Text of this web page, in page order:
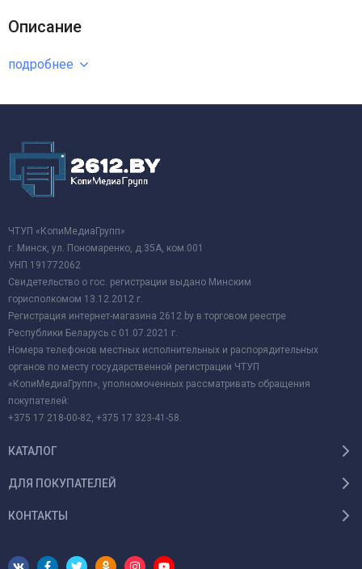
Описание
подробнее
ЧТУП «КопиМедиаГрупп»
г. Минск, ул. Пономаренко, д.35А, ком.001
УНП 191772062
Свидетельство о гос. регистрации выдано Минским
горисполкомом 13.12.2012 г.
Регистрация интернет-магазина 2612.by в торговом реестре
Республики Беларусь с 01.07.2021 г.
Номера телефонов местных исполнительных и распорядительных
органов по месту государственной регистрации ЧТУП
«КопиМедиаГрупп», уполномоченных рассматривать обращения
покупателей:
+375 17 218-00-82, +375 17 323-41-58.
КАТАЛОГ
ДЛЯ ПОКУПАТЕЛЕЙ
КОНТАКТЫ